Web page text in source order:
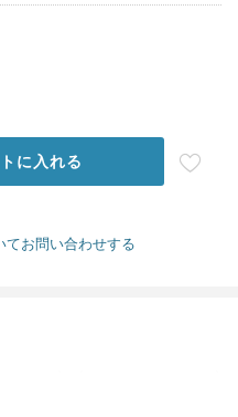
に入れる
てお問い合わせする